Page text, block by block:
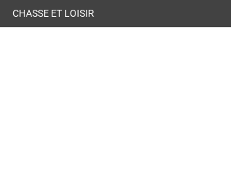
CHASSE ET LOISIR